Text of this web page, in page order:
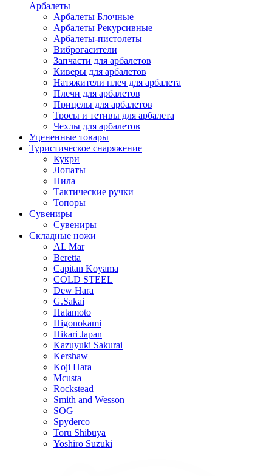
Арбалеты
Арбалеты Блочные
Арбалеты Рекурсивные
Арбалеты-пистолеты
Виброгасители
Запчасти для арбалетов
Киверы для арбалетов
Натяжители плеч для арбалета
Плечи для арбалетов
Прицелы для арбалетов
Тросы и тетивы для арбалета
Чехлы для арбалетов
Уцененные товары
Туристическое снаряжение
Кукри
Лопаты
Пила
Тактические ручки
Топоры
Сувениры
Сувениры
Складные ножи
AL Mar
Beretta
Capitan Koyama
COLD STEEL
Dew Hara
G.Sakai
Hatamoto
Higonokami
Hikari Japan
Kazuyuki Sakurai
Kershaw
Koji Hara
Mcusta
Rockstead
Smith and Wesson
SOG
Spyderco
Toru Shibuya
Yoshiro Suzuki